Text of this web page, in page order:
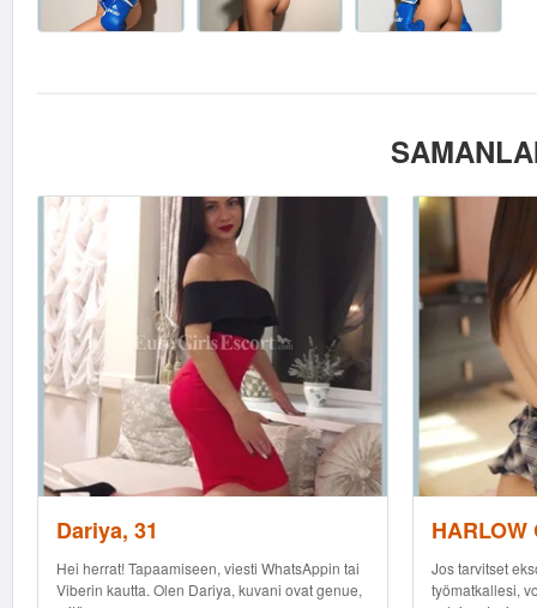
Dariya, 31
Hei herrat! Tapaamiseen, viesti WhatsAppin tai
Viberin kautta. Olen Dariya, kuvani ovat genue,
HARLOW
Jos tarvitset
työmatkallesi,